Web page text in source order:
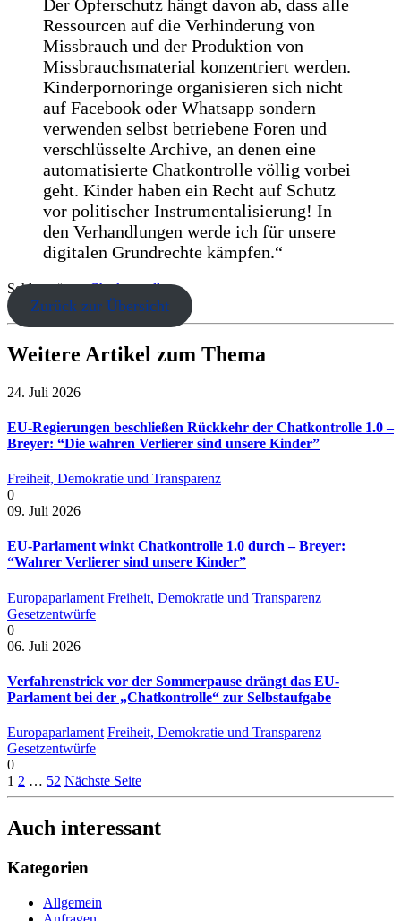
Der Opferschutz hängt davon ab, dass alle
Ressourcen auf die Verhinderung von
Missbrauch und der Produktion von
Missbrauchsmaterial konzentriert werden.
Kinderpornoringe organisieren sich nicht
auf Facebook oder Whatsapp sondern
verwenden selbst betriebene Foren und
verschlüsselte Archive, an denen eine
automatisierte Chatkontrolle völlig vorbei
geht. Kinder haben ein Recht auf Schutz
vor politischer Instrumentalisierung! In
den Verhandlungen werde ich für unsere
digitalen Grundrechte kämpfen.“
Schlagwörter: Chatkontrolle
Zurück zur Übersicht
Weitere Artikel zum Thema
24. Juli 2026
EU-Regierungen beschließen Rückkehr der Chatkontrolle 1.0 –
Breyer: “Die wahren Verlierer sind unsere Kinder”
Freiheit, Demokratie und Transparenz
0
09. Juli 2026
EU-Parlament winkt Chatkontrolle 1.0 durch – Breyer:
“Wahrer Verlierer sind unsere Kinder”
Europaparlament Freiheit, Demokratie und Transparenz
Gesetzentwürfe
0
06. Juli 2026
Verfahrenstrick vor der Sommerpause drängt das EU-
Parlament bei der „Chatkontrolle“ zur Selbstaufgabe
Europaparlament Freiheit, Demokratie und Transparenz
Gesetzentwürfe
0
1 2 … 52 Nächste Seite
Auch interessant
Kategorien
Allgemein